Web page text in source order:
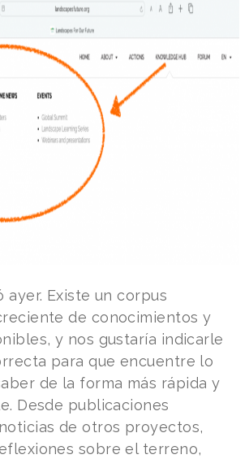
ayer. Existe un corpus
de conocimientos y
y nos gustaría indicarle
para que encuentre lo
de la forma más rápida y
Desde publicaciones
de otros proyectos,
sobre el terreno,